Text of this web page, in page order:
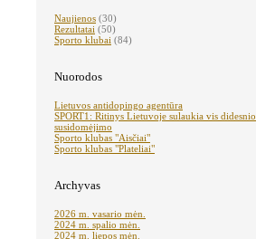
Naujienos (30)
Rezultatai (50)
Sporto klubai (84)
Nuorodos
Lietuvos antidopingo agentūra
SPORT1: Ritinys Lietuvoje sulaukia vis didesnio
susidomėjimo
Sporto klubas "Aisčiai"
Sporto klubas "Plateliai"
Archyvas
2026 m. vasario mėn.
2024 m. spalio mėn.
2024 m. liepos mėn.